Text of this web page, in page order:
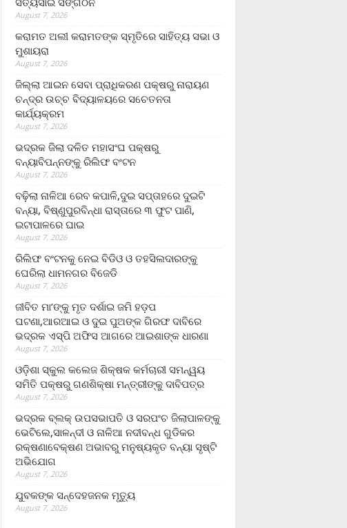
August 7, 2026
କରାମତ ଅଲୀ କରାମତଙ୍କ ସ୍ମୃତିରେ ସାହିତ୍ୟ ସଭା ଓ
ମୁଶାୟରା
August 7, 2026
ଜିଲ୍ଲା ଆଇନ ସେବା ପ୍ରାଧିକରଣ ପକ୍ଷରୁ ନାରାୟଣ
ଚନ୍ଦ୍ର ଉଚ୍ଚ ବିଦ୍ୟାଳୟରେ ସଚେତନତା
କାର୍ଯ୍ୟକ୍ରମ
August 7, 2026
ଭଦ୍ରକ ଜିଲା ଦଳିତ ମହାସଂଘ ପକ୍ଷରୁ
ବନ୍ୟାବିପନ୍ନଙ୍କୁ ରିଲିଫ ବଂଟନ
August 7, 2026
ବଢ଼ିଲା ନାଳିଆ ରେବ କପାଳି,ଦୁଇ ସପ୍ତାହରେ ଦୁଇଟି
ବନ୍ୟା, ବିଷ୍ଣୁପୁରବିନ୍ଧା ରାସ୍ତାରେ ୩ ଫୁଟ ପାଣି,
ଇଟାପାଳରେ ଘାଇ
August 7, 2026
ରିଲିଫ ବଂଟନକୁ ନେଇ ବିଡିଓ ଓ ତହସିଲଦାରଙ୍କୁ
ଘେରିଲା ଧାମନଗର ବିଜେଡି
August 7, 2026
ଜୀବିତ ମା’ଙ୍କୁ ମୃତ ଦର୍ଶାଇ ଜମି ହଡ଼ପ
ଘଟଣା,ଆରଆଇ ଓ ଦୁଇ ପୁଅଙ୍କ ଗିରଫ ଦାବିରେ
ଭଦ୍ରକ ଏସ୍‌ପି ଅଫିସ ଆଗରେ ଆଇଶାଙ୍କ ଧାରଣା
August 7, 2026
ଓଡ଼ିଶା ସ୍କୁଲ କଲେଜ ଶିକ୍ଷକ କର୍ମଚାରୀ ସମନ୍ୱୟ
ସମିତି ପକ୍ଷରୁ ଗଣଶିକ୍ଷା ମନ୍ତ୍ରୀଙ୍କୁ ଦାବିପତ୍ର
August 7, 2026
ଭଦ୍ରକ ବ୍ଲକ୍ ଉପସଭାପତି ଓ ସରପଂଚ ଜିଲାପାଳଙ୍କୁ
ଭେଟିଲେ,ସାଳନ୍ଦୀ ଓ ନାଳିଆ ନଦୀବନ୍ଧ ଗୁଡିକର
ରକ୍ଷଣାବେକ୍ଷଣ ଅଭାବରୁ ମନୁଷ୍ୟକୃତ ବନ୍ୟା ସୃଷ୍ଟି
ଅଭିଯୋଗ
August 7, 2026
ଯୁବକଙ୍କ ସନ୍ଦେହଜନକ ମୃତ୍ୟୁ
August 7, 2026